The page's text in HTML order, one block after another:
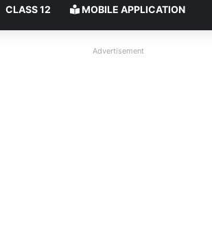
CLASS 12 MOBILE APPLICATION
Advertisement